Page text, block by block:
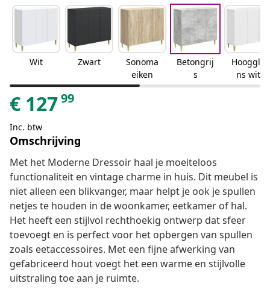
Wit Zwart
Sonoma
eiken
Betongrij
s
Hooggla
ns wit
€ 12799
Inc. btw
Omschrijving
Met het Moderne Dressoir haal je moeiteloos
functionaliteit en vintage charme in huis. Dit meubel is
niet alleen een blikvanger, maar helpt je ook je spullen
netjes te houden in de woonkamer, eetkamer of hal.
Het heeft een stijlvol rechthoekig ontwerp dat sfeer
toevoegt en is perfect voor het opbergen van spullen
zoals eetaccessoires. Met een fijne afwerking van
gefabriceerd hout voegt het een warme en stijlvolle
uitstraling toe aan je ruimte.